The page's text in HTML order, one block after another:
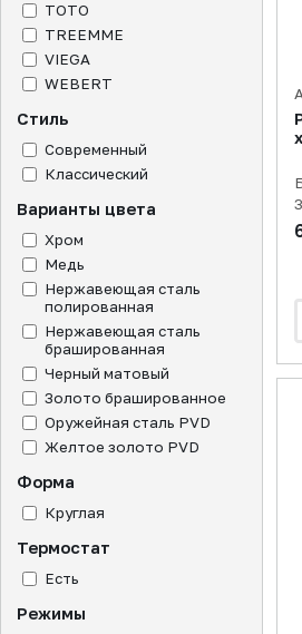
TOTO
TREEMME
VIEGA
WEBERT
Стиль
Современный
Классический
Варианты цвета
Хром
Медь
Нержавеющая сталь
полированная
Нержавеющая сталь
брашированная
Черный матовый
Золото брашированное
Оружейная сталь PVD
Желтое золото PVD
Форма
Круглая
Термостат
Есть
Режимы